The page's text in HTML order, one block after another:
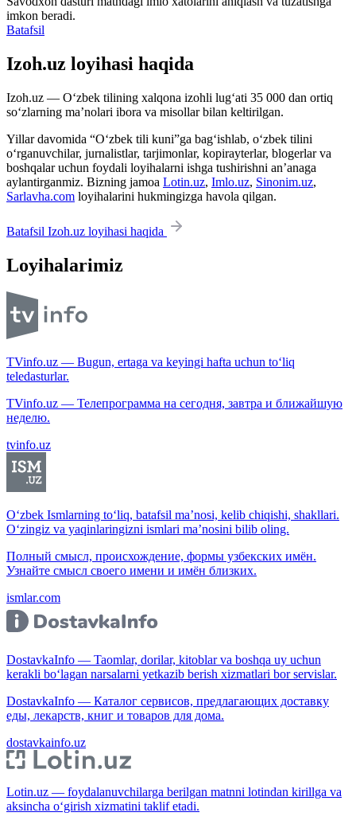
imkon beradi.
Batafsil
Izoh.uz loyihasi haqida
Izoh.uz — O‘zbek tilining xalqona izohli lug‘ati 35 000 dan ortiq
so‘zlarning ma’nolari ibora va misollar bilan keltirilgan.
Yillar davomida “O‘zbek tili kuni”ga bag‘ishlab, o‘zbek tilini
o‘rganuvchilar, jurnalistlar, tarjimonlar, kopirayterlar, blogerlar va
boshqalar uchun foydali loyihalarni ishga tushirishni an’anaga
aylantirganmiz. Bizning jamoa Lotin.uz, Imlo.uz, Sinonim.uz,
Sarlavha.com loyihalarini hukmingizga havola qilgan.
Batafsil Izoh.uz loyihasi haqida
Loyihalarimiz
TVinfo.uz — Bugun, ertaga va keyingi hafta uchun to‘liq
teledasturlar.
TVinfo.uz — Телепрограмма на сегодня, завтра и ближайшую
неделю.
tvinfo.uz
O‘zbek Ismlarning to‘liq, batafsil ma’nosi, kelib chiqishi, shakllari.
O‘zingiz va yaqinlaringizni ismlari ma’nosini bilib oling.
Полный смысл, происхождение, формы узбекских имён.
Узнайте смысл своего имени и имён близких.
ismlar.com
DostavkaInfo — Taomlar, dorilar, kitoblar va boshqa uy uchun
kerakli bo‘lagan narsalarni yetkazib berish xizmatlari bor servislar.
DostavkaInfo — Каталог сервисов, предлагающих доставку
еды, лекарств, книг и товаров для дома.
dostavkainfo.uz
Lotin.uz — foydalanuvchilarga berilgan matnni lotindan kirillga va
aksincha o‘girish xizmatini taklif etadi.